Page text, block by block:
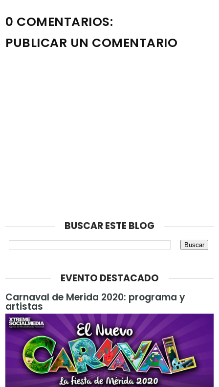
0 COMENTARIOS:
PUBLICAR UN COMENTARIO
BUSCAR ESTE BLOG
EVENTO DESTACADO
Carnaval de Merida 2020: programa y
artistas